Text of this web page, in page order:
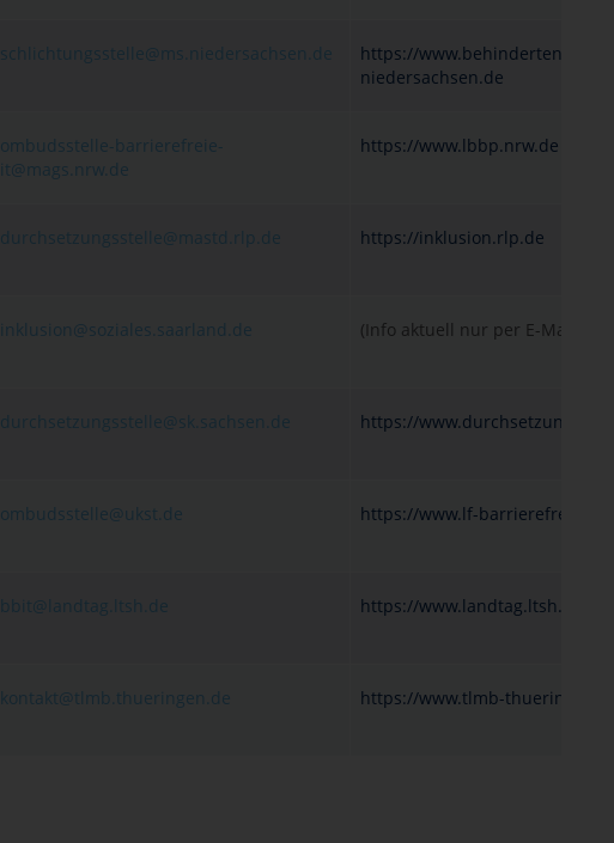
schlichtungsstelle@ms.niedersachsen.de
https://
niedersachsen.de
ombudsstelle-barrierefreie-
it@mags.nrw.de
https://www.lbbp.nrw.de
durchsetzungsstelle@mastd.rlp.de https://inklusion.rlp.de
inklusion@soziales.saarland.de (Info aktuell nur per E-Mail)
durchsetzungsstelle@sk.sachsen.de https://
ombudsstelle@ukst.de https://www.lf-barrierefreiheit-
bbit@landtag.ltsh.de https://www.landtag.ltsh.de
kontakt@tlmb.thueringen.de https://www.tlmb-